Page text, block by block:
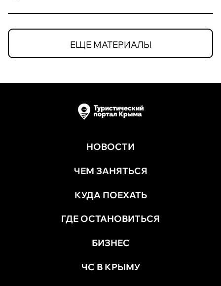
ЕЩЕ МАТЕРИАЛЫ
НОВОСТИ
ЧЕМ ЗАНЯТЬСЯ
КУДА ПОЕХАТЬ
ГДЕ ОСТАНОВИТЬСЯ
БИЗНЕС
ЧС В КРЫМУ